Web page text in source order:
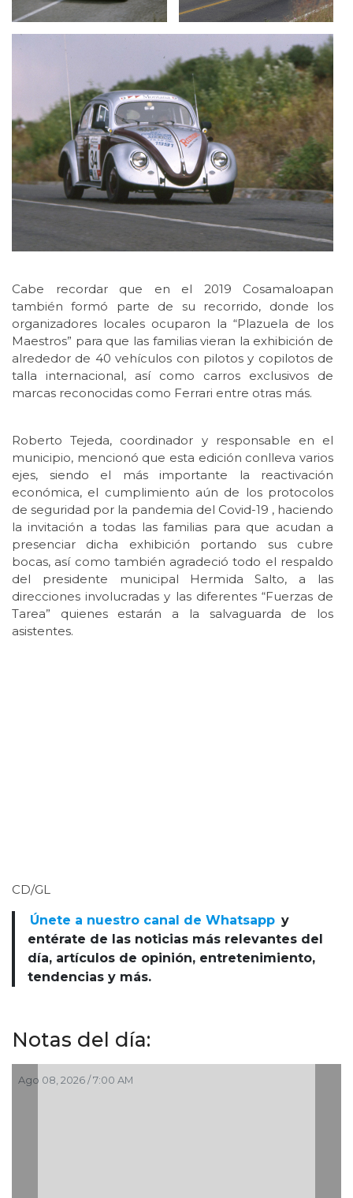
Cabe recordar que en el 2019 Cosamaloapan
también formó parte de su recorrido, donde los
organizadores locales ocuparon la “Plazuela de los
Maestros” para que las familias vieran la exhibición de
alrededor de 40 vehículos con pilotos y copilotos de
talla internacional, así como carros exclusivos de
marcas reconocidas como Ferrari entre otras más.
Roberto Tejeda, coordinador y responsable en el
municipio, mencionó que esta edición conlleva varios
ejes, siendo el más importante la reactivación
económica, el cumplimiento aún de los protocolos
de seguridad por la pandemia del Covid-19 , haciendo
la invitación a todas las familias para que acudan a
presenciar dicha exhibición portando sus cubre
bocas, así como también agradeció todo el respaldo
del presidente municipal Hermida Salto, a las
direcciones involucradas y las diferentes “Fuerzas de
Tarea” quienes estarán a la salvaguarda de los
asistentes.
CD/GL
Únete a nuestro canal de Whatsapp y
entérate de las noticias más relevantes del
día, artículos de opinión, entretenimiento,
tendencias y más.
Notas del día:
Ago 07, 2026 / 11:44 PM